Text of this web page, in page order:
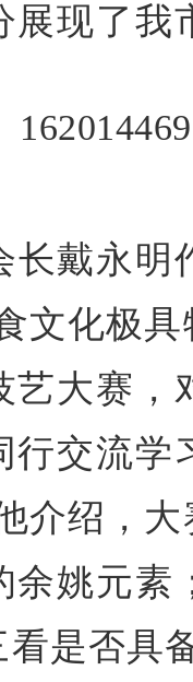
展现了我
长戴永明
文化极
艺大赛，
行交流学
介绍， 大
余姚元素
是否具